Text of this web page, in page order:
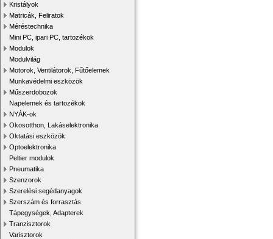
Kristályok
Matricák, Feliratok
Méréstechnika
Mini PC, ipari PC, tartozékok
Modulok
Modulvilág
Motorok, Ventilátorok, Fűtőelemek
Munkavédelmi eszközök
Műszerdobozok
Napelemek és tartozékok
NYÁK-ok
Okosotthon, Lakáselektronika
Oktatási eszközök
Optoelektronika
Peltier modulok
Pneumatika
Szenzorok
Szerelési segédanyagok
Szerszám és forrasztás
Tápegységek, Adapterek
Tranzisztorok
Varisztorok